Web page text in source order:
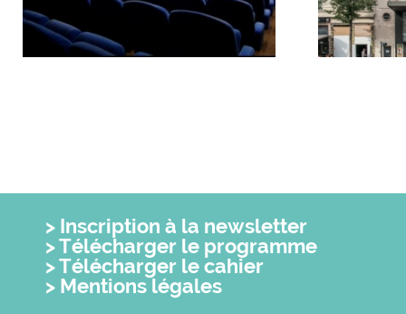
Inscription à la newsletter
Télécharger le programme
Télécharger le cahier
Mentions légales